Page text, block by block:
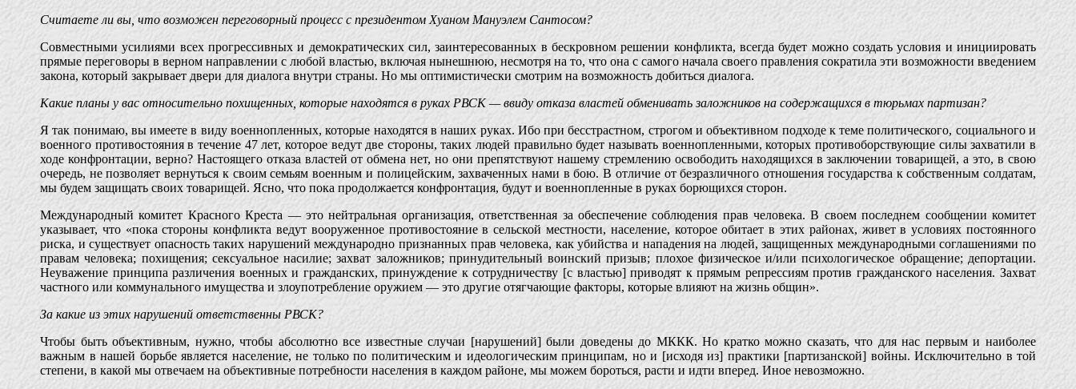
Считаете ли вы, что возможен переговорный процесс с президентом Хуаном Мануэлем Сантосом?
Совместными усилиями всех прогрессивных и демократических сил, заинтересованных в бескровном решении конфликта, всегда будет можно создать условия и инициировать
прямые переговоры в верном направлении с любой властью, включая нынешнюю, несмотря на то, что она с самого начала своего правления сократила эти возможности введением
закона, который закрывает двери для диалога внутри страны. Но мы оптимистически смотрим на возможность добиться диалога.
Какие планы у вас относительно похищенных, которые находятся в руках РВСК — ввиду отказа властей обменивать заложников на содержащихся в тюрьмах партизан?
Я так понимаю, вы имеете в виду военнопленных, которые находятся в наших руках. Ибо при бесстрастном, строгом и объективном подходе к теме политического, социального и
военного противостояния в течение 47 лет, которое ведут две стороны, таких людей правильно будет называть военнопленными, которых противоборствующие силы захватили в
ходе конфронтации, верно? Настоящего отказа властей от обмена нет, но они препятствуют нашему стремлению освободить находящихся в заключении товарищей, а это, в свою
очередь, не позволяет вернуться к своим семьям военным и полицейским, захваченных нами в бою. В отличие от безразличного отношения государства к собственным солдатам,
мы будем защищать своих товарищей. Ясно, что пока продолжается конфронтация, будут и военнопленные в руках борющихся сторон.
Международный комитет Красного Креста — это нейтральная организация, ответственная за обеспечение соблюдения прав человека. В своем последнем сообщении комитет
указывает, что «пока стороны конфликта ведут вооруженное противостояние в сельской местности, население, которое обитает в этих районах, живет в условиях постоянного
риска, и существует опасность таких нарушений международно признанных прав человека, как убийства и нападения на людей, защищенных международными соглашениями по
правам человека; похищения; сексуальное насилие; захват заложников; принудительный воинский призыв; плохое физическое и/или психологическое обращение; депортации.
Неуважение принципа различения военных и гражданских, принуждение к сотрудничеству [с властью] приводят к прямым репрессиям против гражданского населения. Захват
частного или коммунального имущества и злоупотребление оружием — это другие отягчающие факторы, которые влияют на жизнь общин».
За какие из этих нарушений ответственны РВСК?
Чтобы быть объективным, нужно, чтобы абсолютно все известные случаи [нарушений] были доведены до МККК. Но кратко можно сказать, что для нас первым и наиболее
важным в нашей борьбе является население, не только по политическим и идеологическим принципам, но и [исходя из] практики [партизанской] войны. Исключительно в той
степени, в какой мы отвечаем на объективные потребности населения в каждом районе, мы можем бороться, расти и идти вперед. Иное невозможно.